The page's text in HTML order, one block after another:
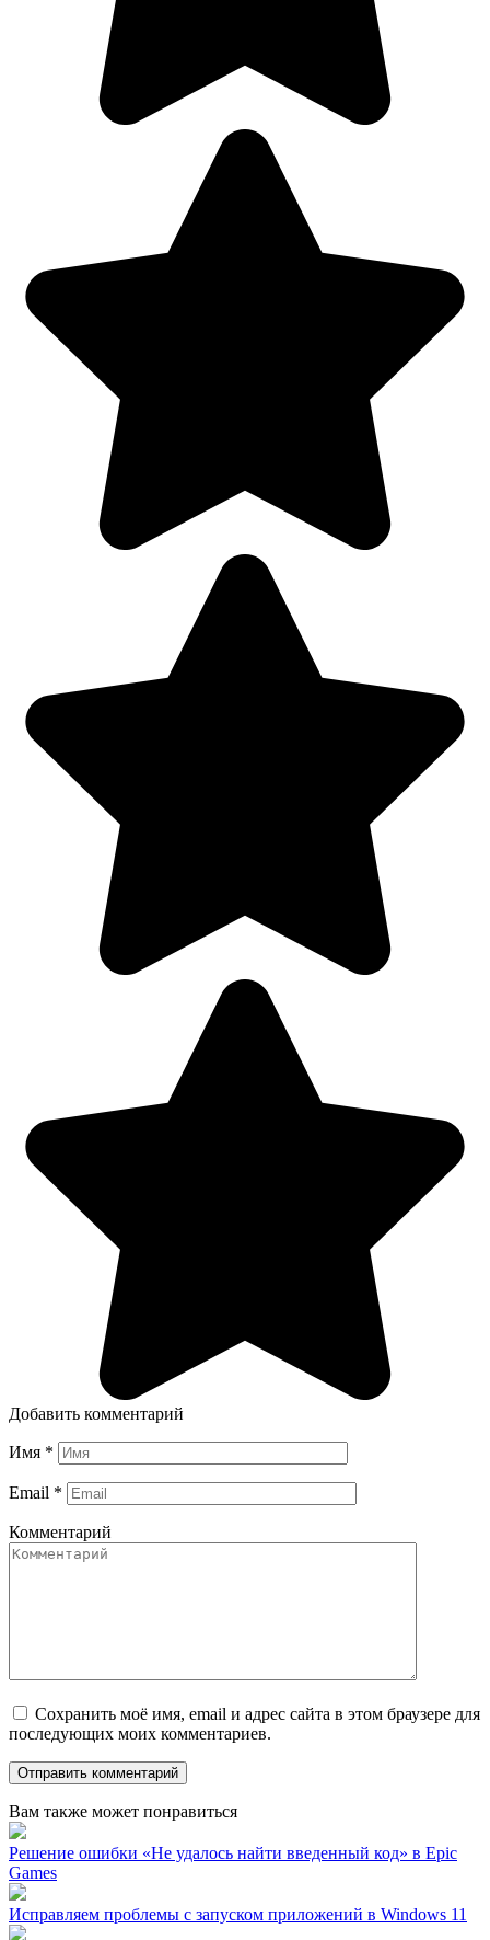
Добавить комментарий
Имя *
Email *
Комментарий
Сохранить моё имя, email и адрес сайта в этом браузере для
последующих моих комментариев.
Вам также может понравиться
Решение ошибки «Не удалось найти введенный код» в Epic
Games
Исправляем проблемы с запуском приложений в Windows 11